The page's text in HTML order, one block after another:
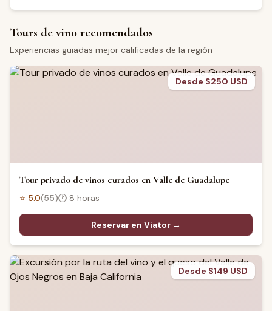
Tours de vino recomendados
Experiencias guiadas mejor calificadas de la región
Desde $250 USD
Tour privado de vinos curados en Valle de Guadalupe
⭐ 5.0(55)🕐 8 horas
Reservar en Viator →
Desde $149 USD